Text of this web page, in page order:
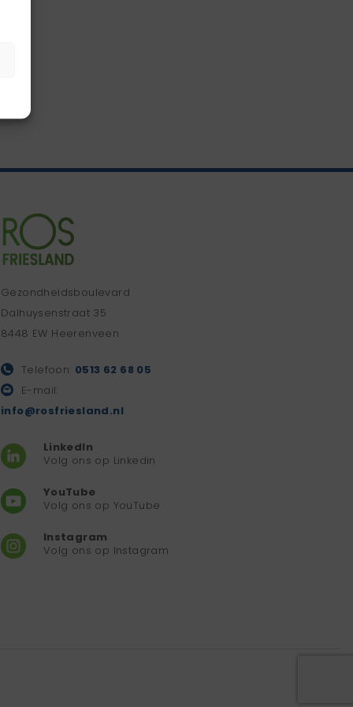
Gezondheidsboulevard
Dalhuysenstraat 35
8448 EW Heerenveen
Telefoon: 0513 62 68 05
E-mail:
info@rosfriesland.nl
LinkedIn
Volg ons op Linkedin
YouTube
Volg ons op YouTube
Instagram
Volg ons op Instagram